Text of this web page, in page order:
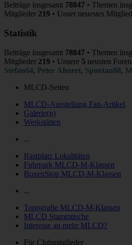
Beiträge insgesamt 78847 • Themen
Mitglieder 219 • Unser neuestes
Statistik
Beiträge insgesamt 78847 • Themen
Mitglieder 219 • Unsere 5 neusten
Stefan64, Peter Ahnert, Spontan88,
MLCD-Seiten
MLCD-Ausstellung Fan-Artikel
Galerie(n)
Werkstätten
...
Rastplatz Lokalitäten
Fuhrpark MLCD-M-Klassen
BoxenStop MLCD-M-Klassen
...
Topografie MLCD-M-Klassen
MLCD Stammtische
Interesse an mehr MLCD?
Für Clubmitglieder